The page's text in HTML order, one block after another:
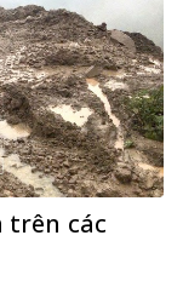
trên các